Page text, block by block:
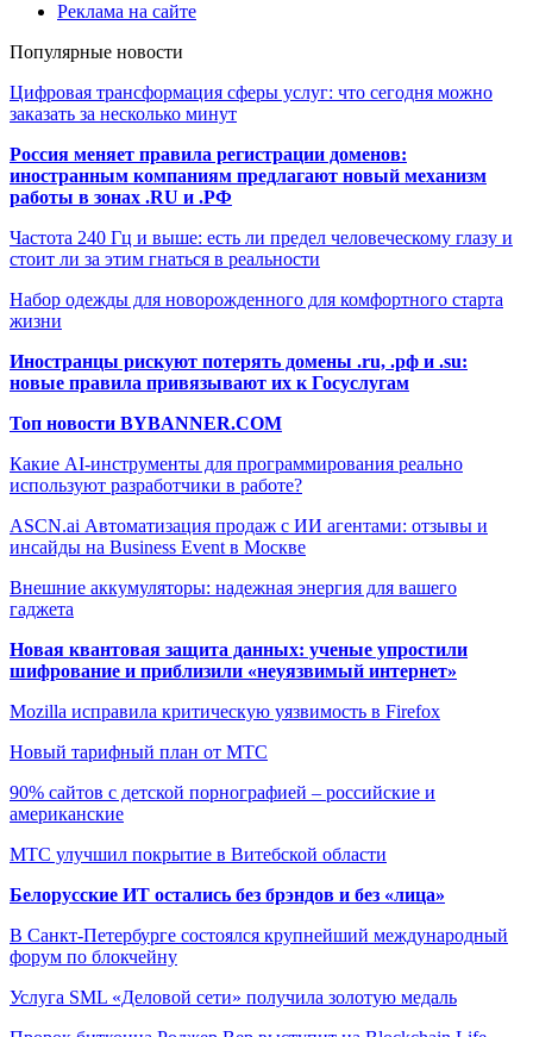
Реклама на сайте
Популярные новости
Цифровая трансформация сферы услуг: что сегодня можно
заказать за несколько минут
Россия меняет правила регистрации доменов:
иностранным компаниям предлагают новый механизм
работы в зонах .RU и .РФ
Частота 240 Гц и выше: есть ли предел человеческому глазу и
стоит ли за этим гнаться в реальности
Набор одежды для новорожденного для комфортного старта
жизни
Иностранцы рискуют потерять домены .ru, .рф и .su:
новые правила привязывают их к Госуслугам
Топ новости BYBANNER.COM
Какие AI-инструменты для программирования реально
используют разработчики в работе?
ASCN.ai Автоматизация продаж с ИИ агентами: отзывы и
инсайды на Business Event в Москве
Внешние аккумуляторы: надежная энергия для вашего
гаджета
Новая квантовая защита данных: ученые упростили
шифрование и приблизили «неуязвимый интернет»
Mozilla исправила критическую уязвимость в Firefox
Новый тарифный план от МТС
90% сайтов с детской порнографией – российские и
американские
МТС улучшил покрытие в Витебской области
Белорусские ИТ остались без брэндов и без «лица»
В Санкт-Петербурге состоялся крупнейший международный
форум по блокчейну
Услуга SML «Деловой сети» получила золотую медаль